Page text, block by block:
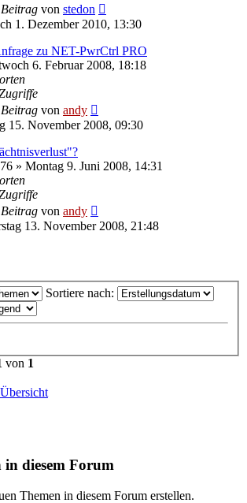
von stedon
1. Dezember 2010, 13:30
zu NET-PwrCtrl PRO
6. Februar 2008, 18:18
von andy
15. November 2008, 09:30
» Montag 9. Juni 2008, 14:31
von andy
13. November 2008, 21:48
Sortiere nach:
von 1
in diesem Forum
Themen in diesem Forum erstellen.